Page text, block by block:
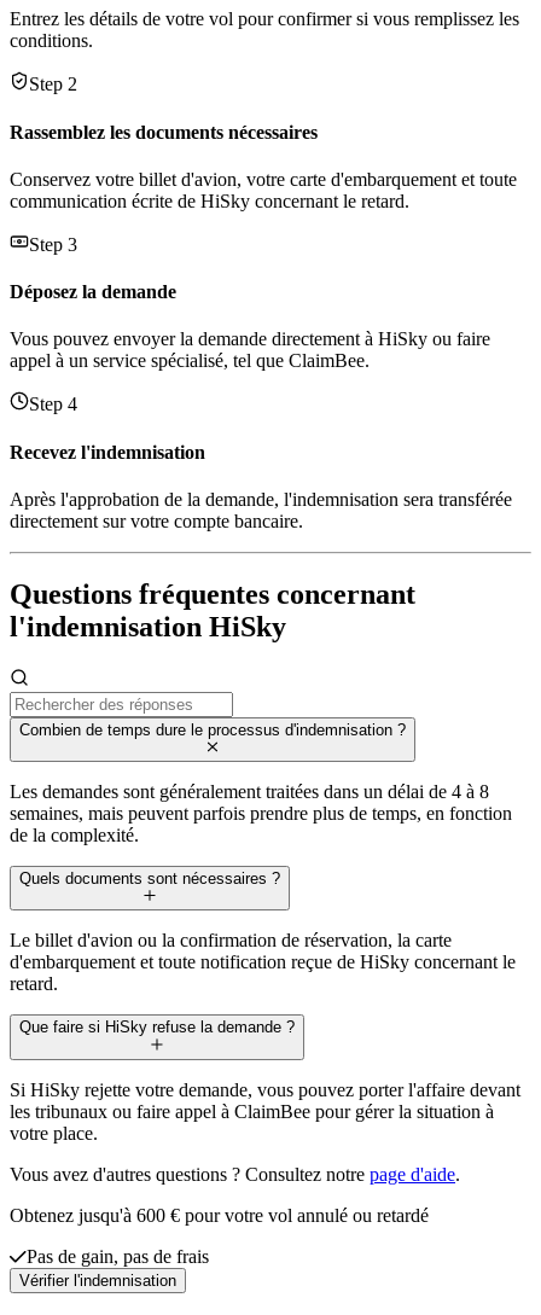
Entrez les détails de votre vol pour confirmer si vous remplissez les
conditions.
Step 2
Rassemblez les documents nécessaires
Conservez votre billet d'avion, votre carte d'embarquement et toute
communication écrite de HiSky concernant le retard.
Step 3
Déposez la demande
Vous pouvez envoyer la demande directement à HiSky ou faire
appel à un service spécialisé, tel que ClaimBee.
Step 4
Recevez l'indemnisation
Après l'approbation de la demande, l'indemnisation sera transférée
directement sur votre compte bancaire.
Questions fréquentes concernant
l'indemnisation HiSky
Combien de temps dure le processus d'indemnisation ?
Les demandes sont généralement traitées dans un délai de 4 à 8
semaines, mais peuvent parfois prendre plus de temps, en fonction
de la complexité.
Quels documents sont nécessaires ?
Le billet d'avion ou la confirmation de réservation, la carte
d'embarquement et toute notification reçue de HiSky concernant le
retard.
Que faire si HiSky refuse la demande ?
Si HiSky rejette votre demande, vous pouvez porter l'affaire devant
les tribunaux ou faire appel à ClaimBee pour gérer la situation à
votre place.
Vous avez d'autres questions ? Consultez notre page d'aide.
Obtenez jusqu'à 600 € pour votre vol annulé ou retardé
Pas de gain, pas de frais
Vérifier l'indemnisation